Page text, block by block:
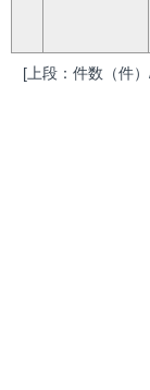
[上段：件数（件